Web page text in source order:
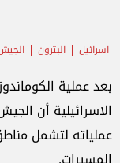
اسرائيل البترون
الاسرائيلية أن
عملياته لتشمل